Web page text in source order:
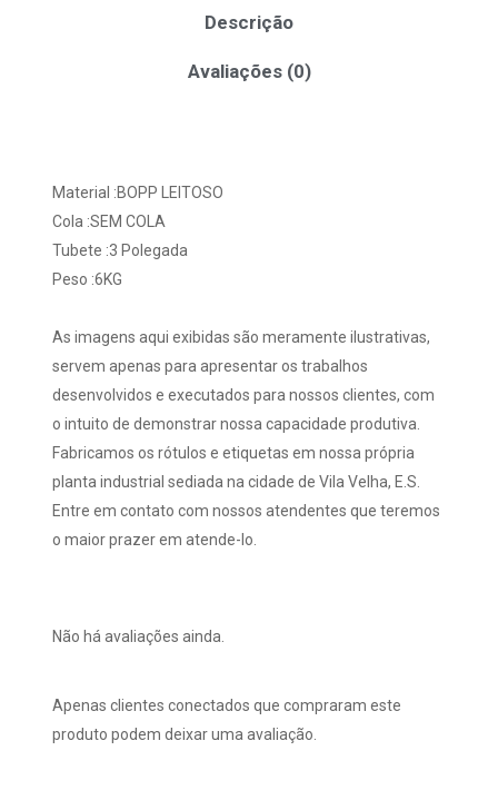
Descrição
Avaliações (0)
Material :BOPP LEITOSO
Cola :SEM COLA
Tubete :3 Polegada
Peso :6KG
As imagens aqui exibidas são meramente ilustrativas,
servem apenas para apresentar os trabalhos
desenvolvidos e executados para nossos clientes, com
o intuito de demonstrar nossa capacidade produtiva.
Fabricamos os rótulos e etiquetas em nossa própria
planta industrial sediada na cidade de Vila Velha, E.S.
Entre em contato com nossos atendentes que teremos
o maior prazer em atende-lo.
Não há avaliações ainda.
Apenas clientes conectados que compraram este
produto podem deixar uma avaliação.